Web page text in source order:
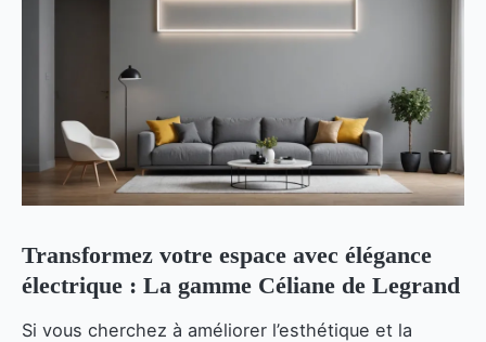
Transformez votre espace avec élégance
électrique : La gamme Céliane de Legrand
Si vous cherchez à améliorer l’esthétique et la